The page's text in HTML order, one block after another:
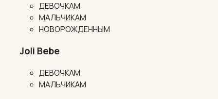
ДЕВОЧКАМ
МАЛЬЧИКАМ
НОВОРОЖДЕННЫМ
Joli Bebe
ДЕВОЧКАМ
МАЛЬЧИКАМ